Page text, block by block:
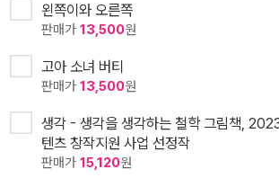
왼쪽이와 오른쪽
판매가 13,500원
고아 소녀 버티
판매가 13,500원
생각 - 생각을 생각하는 철학 그림책,
텐츠 창작지원 사업 선정작
판매가 15,120원